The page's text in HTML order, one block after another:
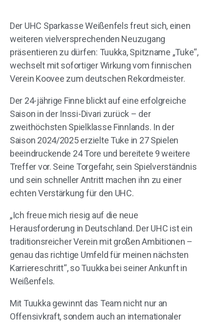
Der UHC Sparkasse Weißenfels freut sich, einen
weiteren vielversprechenden Neuzugang
präsentieren zu dürfen: Tuukka, Spitzname „Tuke“,
wechselt mit sofortiger Wirkung vom finnischen
Verein Koovee zum deutschen Rekordmeister.
Der 24-jährige Finne blickt auf eine erfolgreiche
Saison in der Inssi-Divari zurück – der
zweithöchsten Spielklasse Finnlands. In der
Saison 2024/2025 erzielte Tuke in 27 Spielen
beeindruckende 24 Tore und bereitete 9 weitere
Treffer vor. Seine Torgefahr, sein Spielverständnis
und sein schneller Antritt machen ihn zu einer
echten Verstärkung für den UHC.
„Ich freue mich riesig auf die neue
Herausforderung in Deutschland. Der UHC ist ein
traditionsreicher Verein mit großen Ambitionen –
genau das richtige Umfeld für meinen nächsten
Karriereschritt“, so Tuukka bei seiner Ankunft in
Weißenfels.
Mit Tuukka gewinnt das Team nicht nur an
Offensivkraft, sondern auch an internationaler